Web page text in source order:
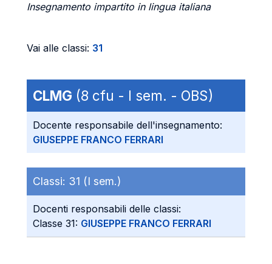
Insegnamento impartito in lingua italiana
Vai alle classi: 31
CLMG (8 cfu - I sem. - OBS)
Docente responsabile dell'insegnamento:
GIUSEPPE FRANCO FERRARI
Classi: 31 (I sem.)
Docenti responsabili delle classi:
Classe 31: GIUSEPPE FRANCO FERRARI